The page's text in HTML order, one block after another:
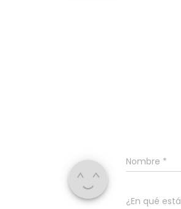
Nombre *
¿En qué